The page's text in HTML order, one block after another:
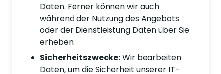
Daten. Ferner können wir auch
während der Nutzung des Angebots
oder der Dienstleistung Daten über Sie
erheben.
Sicherheitszwecke:Wir bearbeiten
Daten, um die Sicherheit unserer IT-